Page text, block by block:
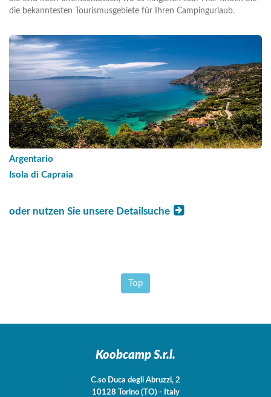
die bekanntesten Tourismusgebiete für Ihren Campingurlaub.
Argentario
Isola di Capraia
oder nutzen Sie unsere Detailsuche
Top
Koobcamp S.r.l.
C.so Duca degli Abruzzi, 2
10128 Torino (TO) - Italy